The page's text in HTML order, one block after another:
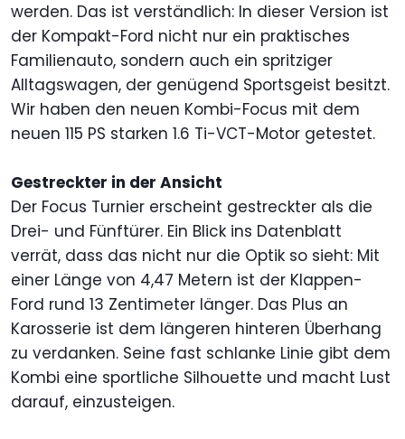
werden. Das ist verständlich: In dieser Version ist
der Kompakt-Ford nicht nur ein praktisches
Familienauto, sondern auch ein spritziger
Alltagswagen, der genügend Sportsgeist besitzt.
Wir haben den neuen Kombi-Focus mit dem
neuen 115 PS starken 1.6 Ti-VCT-Motor getestet.
Gestreckter in der Ansicht
Der Focus Turnier erscheint gestreckter als die
Drei- und Fünftürer. Ein Blick ins Datenblatt
verrät, dass das nicht nur die Optik so sieht: Mit
einer Länge von 4,47 Metern ist der Klappen-
Ford rund 13 Zentimeter länger. Das Plus an
Karosserie ist dem längeren hinteren Überhang
zu verdanken. Seine fast schlanke Linie gibt dem
Kombi eine sportliche Silhouette und macht Lust
darauf, einzusteigen.